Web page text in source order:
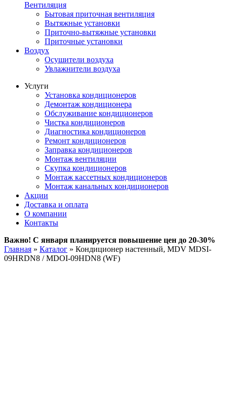
Вентиляция
Бытовая приточная вентиляция
Вытяжные установки
Приточно-вытяжные установки
Приточные установки
Воздух
Осушители воздуха
Увлажнители воздуха
Услуги
Установка кондиционеров
Демонтаж кондиционера
Обслуживание кондиционеров
Чистка кондиционеров
Диагностика кондиционеров
Ремонт кондиционеров
Заправка кондиционеров
Монтаж вентиляции
Скупка кондиционеров
Монтаж кассетных кондиционеров
Монтаж канальных кондиционеров
Акции
Доставка и оплата
О компании
Контакты
Важно! С января планируется повышение цен до 20-30%
Главная » Каталог » Кондиционер настенный, MDV MDSI-
09HRDN8 / MDOI-09HDN8 (WF)